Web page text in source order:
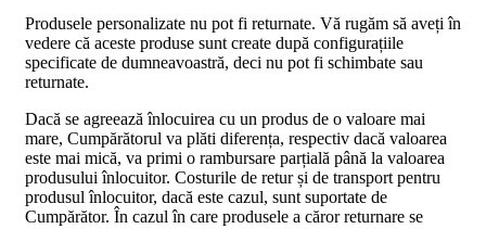
Produsele personalizate nu pot fi returnate. Vă rugăm să aveți în
vedere că aceste produse sunt create după configurațiile
specificate de dumneavoastră, deci nu pot fi schimbate sau
returnate.
Dacă se agreează înlocuirea cu un produs de o valoare mai
mare, Cumpărătorul va plăti diferența, respectiv dacă valoarea
este mai mică, va primi o rambursare parțială până la valoarea
produsului înlocuitor. Costurile de retur și de transport pentru
produsul înlocuitor, dacă este cazul, sunt suportate de
Cumpărător. În cazul în care produsele a căror returnare se